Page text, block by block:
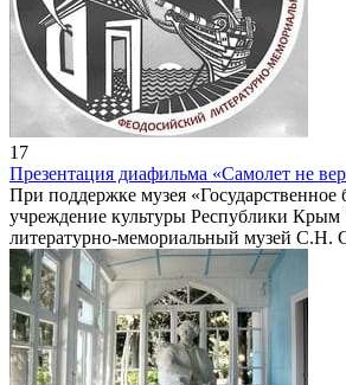
17
Презентация диафильма «Самолет не
При поддержке музея «Государственное
учреждение культуры Республики
литературно-мемориальный музей С.Н.